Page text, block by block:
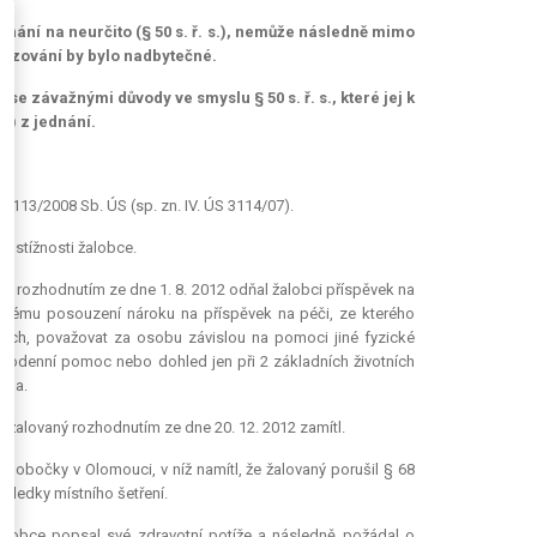
na neurčito (§ 50 s. ř. s.), nemůže následně mimo
by bylo nadbytečné.
závažnými důvody ve smyslu § 50 s. ř. s., které jej k
z jednání.
2008 Sb. ÚS (sp. zn. IV. ÚS 3114/07).
stížnosti žalobce.
rozhodnutím ze dne 1. 8. 2012 odňal žalobci příspěvek na
posouzení nároku na příspěvek na péči, ze kterého
považovat za osobu závislou na pomoci jiné fyzické
pomoc nebo dohled jen při 2 základních životních
rozhodnutím ze dne 20. 12. 2012 zamítl.
v Olomouci, v níž namítl, že žalovaný porušil § 68
místního šetření.